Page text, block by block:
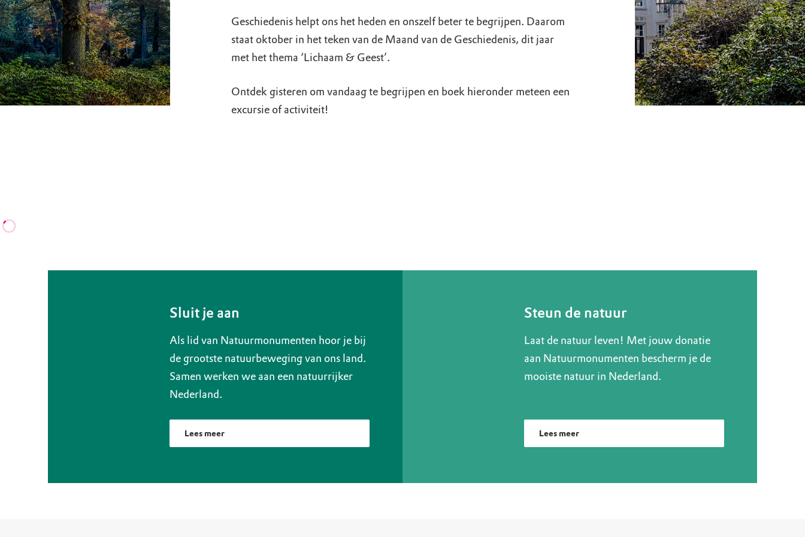
Geschiedenis helpt ons het heden en onszelf beter te begrijpen. Daarom
staat oktober in het teken van de Maand van de Geschiedenis, dit jaar
met het thema ‘Lichaam & Geest’.
Ontdek gisteren om vandaag te begrijpen en boek hieronder meteen een
excursie of activiteit!
Sluit je aan
Als lid van Natuurmonumenten hoor je bij
de grootste natuurbeweging van ons land.
Samen werken we aan een natuurrijker
Nederland.
Lees meer
Steun de natuur
Laat de natuur leven! Met jouw donatie
aan Natuurmonumenten bescherm je de
mooiste natuur in Nederland.
Lees meer